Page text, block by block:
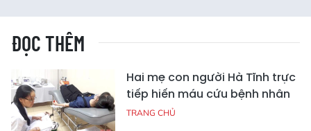
ĐỌC THÊM
Hai mẹ con người Hà Tĩnh trực
tiếp hiến máu cứu bệnh nhân
TRANG CHỦ